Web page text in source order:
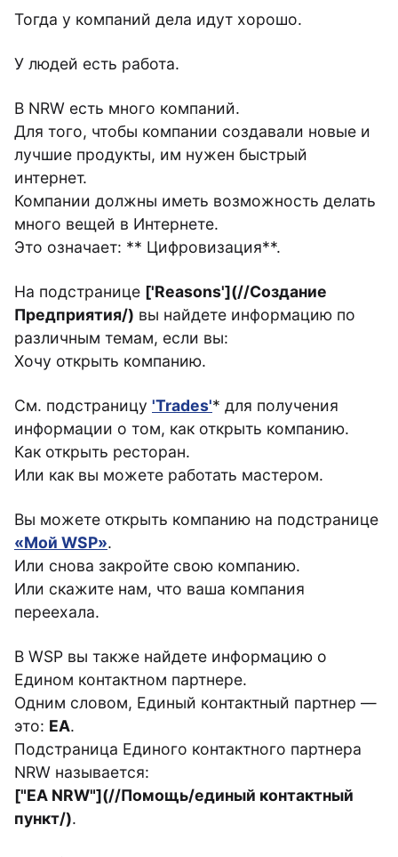
Тогда у компаний дела идут хорошо.
У людей есть работа.
В NRW есть много компаний.
Для того, чтобы компании создавали новые и
лучшие продукты, им нужен быстрый
интернет.
Компании должны иметь возможность делать
много вещей в Интернете.
Это означает: ** Цифровизация**.
На подстранице ['Reasons'](//Создание
Предприятия/) вы найдете информацию по
различным темам, если вы:
Хочу открыть компанию.
См. подстраницу 'Trades'* для получения
информации о том, как открыть компанию.
Как открыть ресторан.
Или как вы можете работать мастером.
Вы можете открыть компанию на подстранице
«Мой WSP».
Или снова закройте свою компанию.
Или скажите нам, что ваша компания
переехала.
В WSP вы также найдете информацию о
Едином контактном партнере.
Одним словом, Единый контактный партнер —
это: EA.
Подстраница Единого контактного партнера
NRW называется:
["EA NRW"](//Помощь/единый контактный
пункт/).